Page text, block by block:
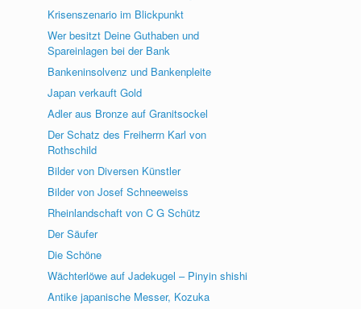
Krisenszenario im Blickpunkt
Wer besitzt Deine Guthaben und
Spareinlagen bei der Bank
Bankeninsolvenz und Bankenpleite
Japan verkauft Gold
Adler aus Bronze auf Granitsockel
Der Schatz des Freiherrn Karl von
Rothschild
Bilder von Diversen Künstler
Bilder von Josef Schneeweiss
Rheinlandschaft von C G Schütz
Der Säufer
Die Schöne
Wächterlöwe auf Jadekugel – Pinyin shishi
Antike japanische Messer, Kozuka